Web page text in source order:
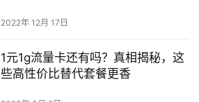
2022年 12月 17日
1元1g流量卡还有吗？真相揭秘，这
些高性价比替代套餐更香